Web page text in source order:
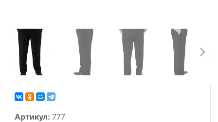
Артикул: 777